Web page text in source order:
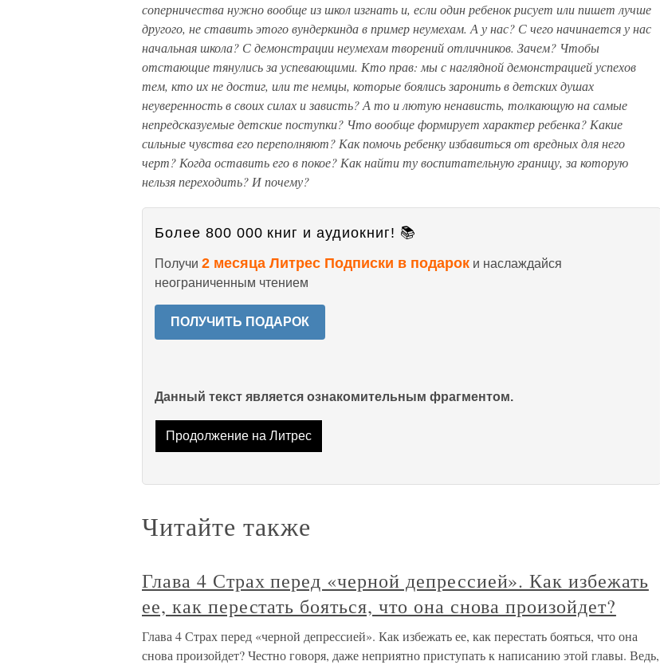
соперничества нужно вообще из школ изгнать и, если один ребенок рисует или пишет лучше
другого, не ставить этого вундеркинда в пример неумехам. А у нас? С чего начинается у нас
начальная школа? С демонстрации неумехам творений отличников. Зачем? Чтобы
отстающие тянулись за успевающими. Кто прав: мы с наглядной демонстрацией успехов
тем, кто их не достиг, или те немцы, которые боялись заронить в детских душах
неуверенность в своих силах и зависть? А то и лютую ненависть, толкающую на самые
непредсказуемые детские поступки? Что вообще формирует характер ребенка? Какие
сильные чувства его переполняют? Как помочь ребенку избавиться от вредных для него
черт? Когда оставить его в покое? Как найти ту воспитательную границу, за которую
нельзя переходить? И почему?
Более 800 000 книг и аудиокниг! 📚
Получи 2 месяца Литрес Подписки в подарок и наслаждайся
неограниченным чтением
ПОЛУЧИТЬ ПОДАРОК
Данный текст является ознакомительным фрагментом.
Продолжение на Литрес
Читайте также
Глава 4 Страх перед «черной депрессией». Как избежать
ее, как перестать бояться, что она снова произойдет?
Глава 4 Страх перед «черной депрессией». Как избежать ее, как перестать бояться, что она
снова произойдет? Честно говоря, даже неприятно приступать к написанию этой главы. Ведь,